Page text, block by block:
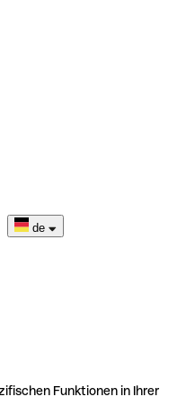
de
Funktionen in Ihrer